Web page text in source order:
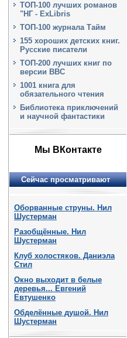
ТОП-100 лучших романов
"НГ - ExLibris
ТОП-100 журнала Тайм
155 хороших детских книг.
Русские писатели
ТОП-200 лучших книг по
версии BBC
1001 книга для
обязательного чтения
Библиотека приключений
и научной фантастики
Мы ВКонтакте
Сейчас просматривают
Оборванные струны. Нил
Шустерман
Разобщённые. Нил
Шустерман
Клуб холостяков. Даниэла
Стил
Окно выходит в белые
деревья... Евгений
Евтушенко
Обделённые душой. Нил
Шустерман